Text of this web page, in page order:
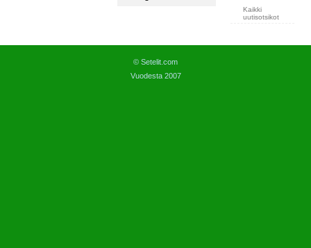
Kaikki
uutisotsikot
© Setelit.com
Vuodesta 2007